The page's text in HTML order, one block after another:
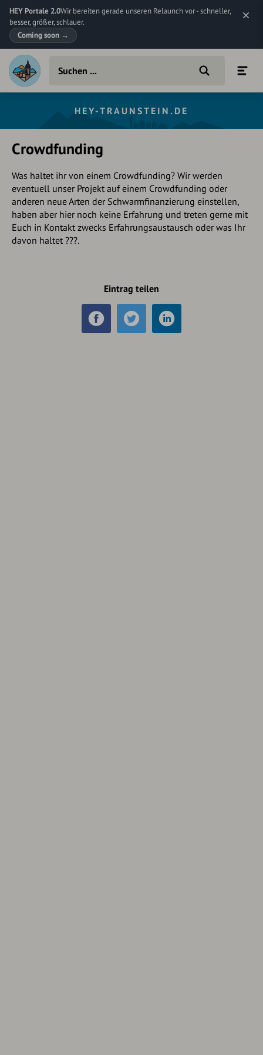
HEY Portale 2.0Wir bereiten gerade unseren Relaunch vor - schneller,
besser, größer, schlauer.
Coming soon →
HEY-TRAUNSTEIN.DE
Crowdfunding
Was haltet ihr von einem Crowdfunding? Wir werden
eventuell unser Projekt auf einem Crowdfunding oder
anderen neue Arten der Schwarmfinanzierung einstellen,
haben aber hier noch keine Erfahrung und treten gerne mit
Euch in Kontakt zwecks Erfahrungsaustausch oder was Ihr
davon haltet ???.
Eintrag teilen